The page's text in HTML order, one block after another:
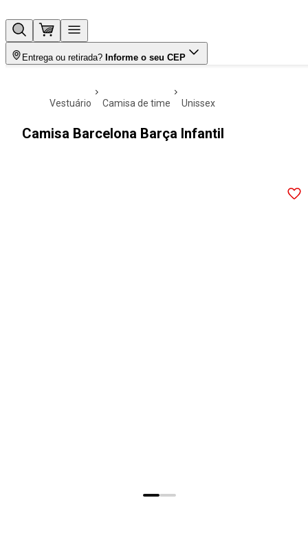
Entrega ou retirada? Informe o seu CEP
vestuário camisa de time unissex
Camisa Barcelona Barça Infantil